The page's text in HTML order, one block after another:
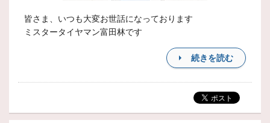
皆さま、いつも大変お世話になっております
ミスタータイヤマン富田林です
続きを読む